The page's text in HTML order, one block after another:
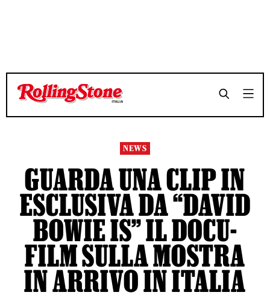
TEMPO DI LETTURA 3 MINUTI SHARE
TEMPO DI LETTURA 3 MINUTI SHARE
NEWS
GUARDA UNA CLIP IN
ESCLUSIVA DA “DAVID
BOWIE IS” IL DOCU-
FILM SULLA MOSTRA
IN ARRIVO IN ITALIA